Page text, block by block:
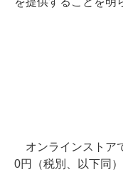
オンラインストア
0円（税別、以下同